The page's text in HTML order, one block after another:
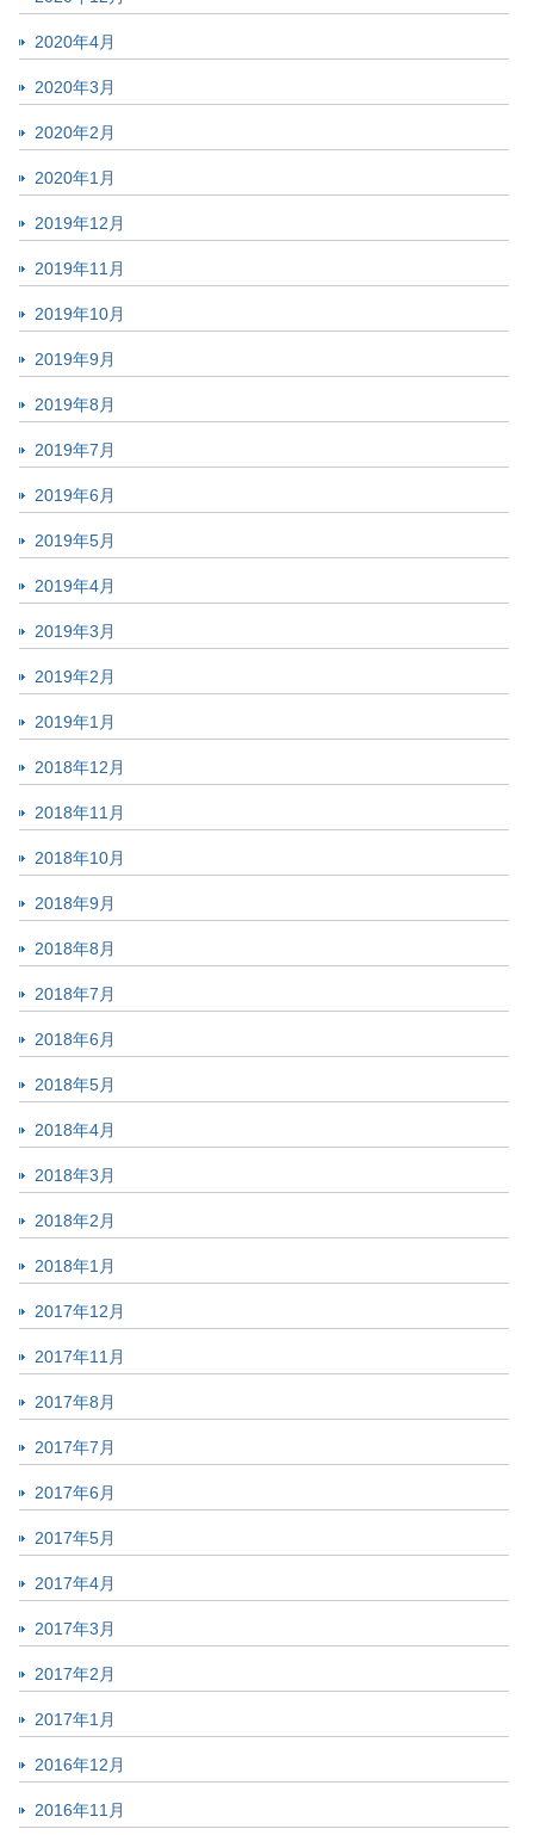
2020年4月
2020年3月
2020年2月
2020年1月
2019年12月
2019年11月
2019年10月
2019年9月
2019年8月
2019年7月
2019年6月
2019年5月
2019年4月
2019年3月
2019年2月
2019年1月
2018年12月
2018年11月
2018年10月
2018年9月
2018年8月
2018年7月
2018年6月
2018年5月
2018年4月
2018年3月
2018年2月
2018年1月
2017年12月
2017年11月
2017年8月
2017年7月
2017年6月
2017年5月
2017年4月
2017年3月
2017年2月
2017年1月
2016年12月
2016年11月